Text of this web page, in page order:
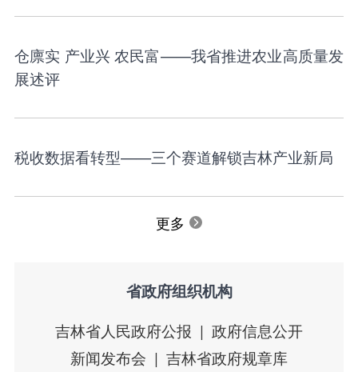
仓廪实 产业兴 农民富——我省推进农业高质量发
展述评
税收数据看转型——三个赛道解锁吉林产业新局
更多
省政府组织机构
吉林省人民政府公报
政府信息公开
新闻发布会
吉林省政府规章库